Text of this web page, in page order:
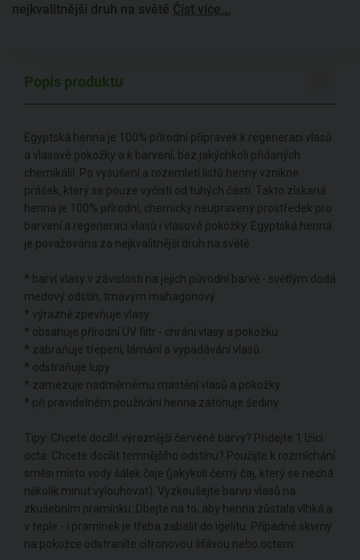
nejkvalitnější druh na světě Číst více...
Popis produktu
Egyptská henna je 100% přírodní přípravek k regeneraci vlasů
a vlasové pokožky a k barvení, bez jakýchkoli přidaných
chemikálií. Po vysušení a rozemletí listů henny vznikne
prášek, který se pouze vyčistí od tuhých částí. Takto získaná
henna je 100% přírodní, chemicky neupravený prostředek pro
barvení a regeneraci vlasů i vlasové pokožky. Egyptská henna
je považována za nejkvalitnější druh na světě.
* barví vlasy v závislosti na jejich původní barvě - světlým dodá
medový odstín, tmavým mahagonový
* výrazně zpevňuje vlasy
* obsahuje přírodní UV filtr - chrání vlasy a pokožku
* zabraňuje třepení, lámání a vypadávání vlasů
* odstraňuje lupy
* zamezuje nadměrnému mastění vlasů a pokožky
* při pravidelném používání henna zatónuje šediny
Tipy: Chcete docílit výraznější červené barvy? Přidejte 1 lžíci
octa. Chcete docílit temnějšího odstínu? Použijte k rozmíchání
směsi místo vody šálek čaje (jakýkoli černý čaj, který se nechá
několik minut vylouhovat). Vyzkoušejte barvu vlasů na
zkušebním pramínku. Dbejte na to, aby henna zůstala vlhká a
v teple - i pramínek je třeba zabalit do igelitu. Případné skvrny
na pokožce odstraníte citronovou šťávou nebo octem.